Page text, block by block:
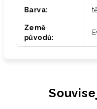
Barva:
Země
původů: